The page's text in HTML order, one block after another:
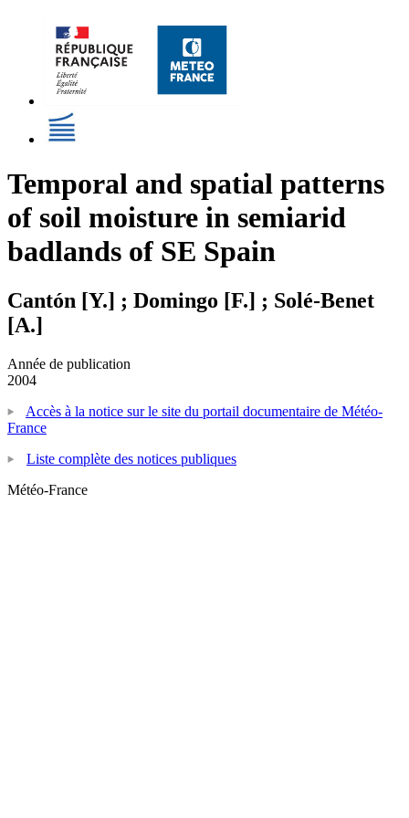
Temporal and spatial patterns
of soil moisture in semiarid
badlands of SE Spain
Cantón [Y.] ; Domingo [F.] ; Solé-Benet
[A.]
Année de publication
2004
Accès à la notice sur le site du portail documentaire de Météo-
France
Liste complète des notices publiques
Météo-France